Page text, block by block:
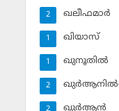
ഖലീഫമാര്‍
2
ഖിയാസ്
1
ഖുനൂതില്‍
1
2
ഖുര്‍ആന്‍